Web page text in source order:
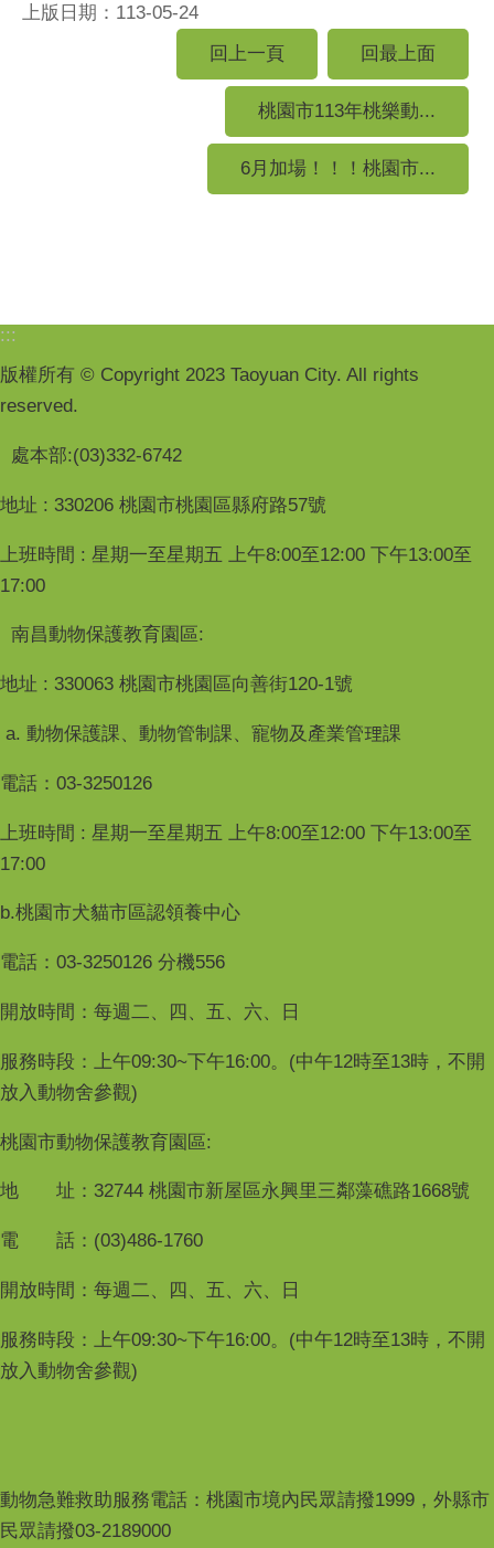
上版日期：113-05-24
回上一頁
回最上面
桃園市113年桃樂動...
6月加場！！！桃園市...
:::
版權所有 © Copyright 2023 Taoyuan City. All rights
reserved.
處本部:(03)332-6742
地址 : 330206 桃園市桃園區縣府路57號
上班時間 : 星期一至星期五 上午8:00至12:00 下午13:00至
17:00
南昌動物保護教育園區:
地址 : 330063 桃園市桃園區向善街120-1號
a. 動物保護課、動物管制課、寵物及產業管理課
電話：03-3250126
上班時間 : 星期一至星期五 上午8:00至12:00 下午13:00至
17:00
b.桃園市犬貓市區認領養中心
電話：03-3250126 分機556
開放時間：每週二、四、五、六、日
服務時段：上午09:30~下午16:00。(中午12時至13時，不開
放入動物舍參觀)
桃園市動物保護教育園區:
地 址：32744 桃園市新屋區永興里三鄰藻礁路1668號
電 話：(03)486-1760
開放時間：每週二、四、五、六、日
服務時段：上午09:30~下午16:00。(中午12時至13時，不開
放入動物舍參觀)
動物急難救助服務電話：桃園市境內民眾請撥1999，外縣市
民眾請撥03-2189000